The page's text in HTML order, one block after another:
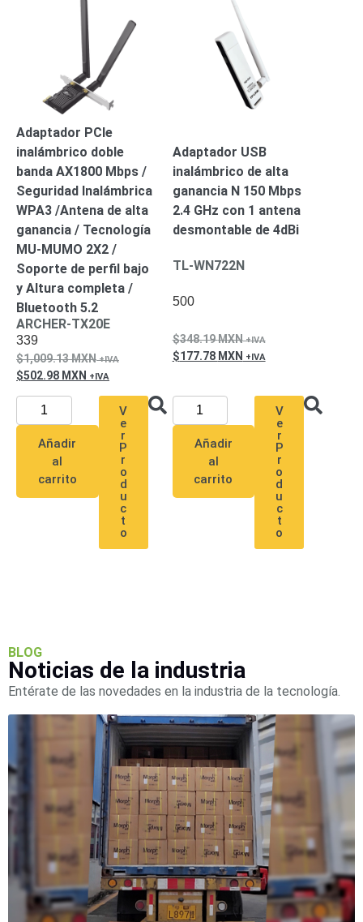
SAN /
eSATA Discos
Duros
Mecánicos
(HDD)Memorias
SD /
Memorias
Micro
SDServidores
de
Aplicación
Unidades
de Estado
Sólido
(SSD)
Software
VMS y
Analíticas
EPCOM
HoneywellWisenet
WaveXMR
Videograbadoras
Móviles,
Dash
Cams y
Body
AccesoriosIntercomunicadores Videoporteros
AnalógicosVideoporteros
Adaptador PCIe
inalámbrico doble
banda AX1800 Mbps /
Seguridad Inalámbrica
WPA3 /Antena de alta
ganancia / Tecnología
MU-MUMO 2X2 /
Soporte de perfil bajo
y Altura completa /
Bluetooth 5.2
ARCHER-TX20E
339
1,009.13MXN
502.98 MXN
Añadir
al
carrito
V
e
r
P
r
o
d
u
c
t
o
Adaptador USB
inalámbrico de alta
ganancia N 150 Mbps
2.4 GHz con 1 antena
desmontable de 4dBi
TL-WN722N
500
348.19MXN
177.78 MXN
Añadir
al
carrito
V
e
r
P
r
o
d
u
c
t
o
BLOG
Noticias de la industria
Entérate de las novedades en la industria de la tecnología.